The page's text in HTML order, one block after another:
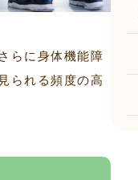
らに身体機能障
られる頻度の高